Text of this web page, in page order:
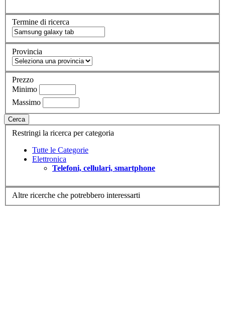
Termine di ricerca
Provincia
Prezzo
Minimo
Massimo
Cerca
Restringi la ricerca per categoria
Tutte le Categorie
Elettronica
Telefoni, cellulari, smartphone
Altre ricerche che potrebbero interessarti